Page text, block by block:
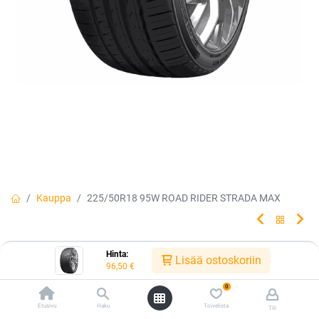
Hinta:
96,50 € Lisää ostoskoriin
Etusivu Haku
0
Toivelista Tili
Kauppa 225/50R18 95W ROAD RIDER STRADA MAX
225/50R18 95W ROAD RIDER
STRADA MAX